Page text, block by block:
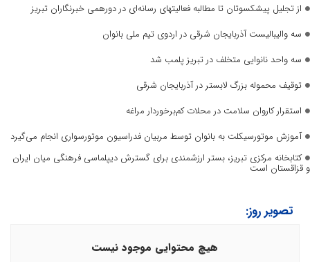
از تجلیل پیشکسوتان تا مطالبه فعالیتهای رسانه‌ای در دورهمی خبرنگاران تبریز
سه والیبالیست آذربایجان‌ شرقی در اردوی تیم ملی بانوان
سه واحد نانوایی متخلف در تبریز پلمب شد
توقیف محموله بزرگ لابستر در آذربایجان شرقی
استقرار کاروان سلامت در محلات کم‌برخوردار مراغه
آموزش موتورسیکلت به بانوان توسط مربیان فدراسیون موتورسواری انجام می‌گیرد
کتابخانه مرکزی تبریز، بستر ارزشمندی برای گسترش دیپلماسی فرهنگی میان ایران
و قزاقستان است
تصویر روز:
هیچ محتوایی موجود نیست